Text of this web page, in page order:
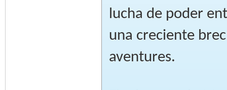
lucha de poder
una creciente
aventures.